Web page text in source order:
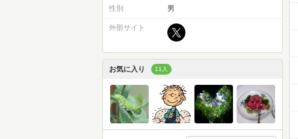
性別 男
外部サイト
お気に入り 11人